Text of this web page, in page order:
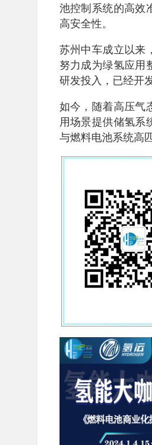
池控制系统的高效
高安全性。
苏州中车成立以来
努力成为绿氢应用
研发投入，已经开
如今，随着高压气
用场景提供储氢系
与燃料电池系统高